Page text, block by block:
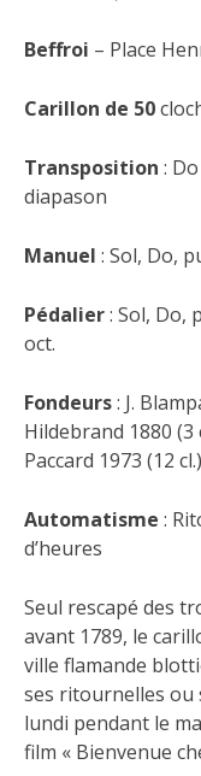
Beffroi – Place
Carillon de 50
Transposition :
diapason
Manuel : Sol, Do,
Pédalier: Sol, Do,
oct.
Fondeurs: J.
Hildebrand 1880 (3
Paccard 1973 (12 cl.)
Automatisme :
d’heures
Seul rescapé des
avant 1789, le
ville flamande
ses ritournelles ou
lundi pendant le
film « Bienvenue